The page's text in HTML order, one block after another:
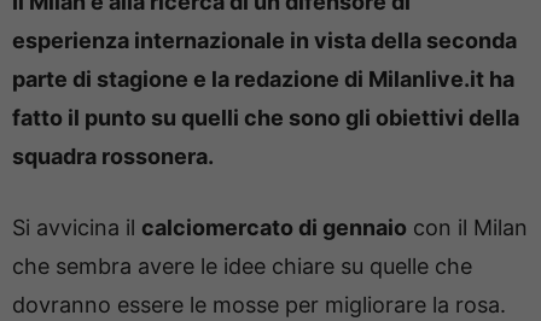
esperienza internazionale in vista della seconda
parte di stagione e la redazione di Milanlive.it ha
fatto il punto su quelli che sono gli obiettivi della
squadra rossonera.
Si avvicina il calciomercato di gennaio con il Milan
che sembra avere le idee chiare su quelle che
dovranno essere le mosse per migliorare la rosa.